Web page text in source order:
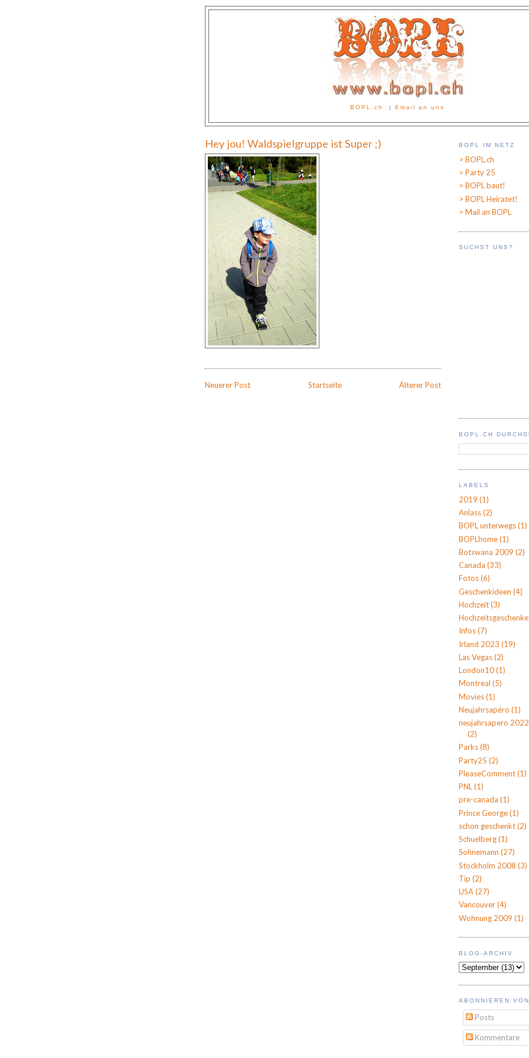
BOPL.ch | Email an uns
Hey jou! Waldspielgruppe ist Super ;)
Neuerer Post Älterer Post
Startseite
BOPL IM NETZ
> BOPL.ch
> Party 25
> BOPL baut!
> BOPL Heiratet!
> Mail an BOPL
SUCHST UNS?
BOPL.CH
LABELS
2019 (1)
Anlass(2)
BOPL unterwegs(1)
BOPLhome(1)
Botswana 2009 (2)
Canada (33)
Fotos(6)
Geschenkideen (4)
Hochzeit(3)
Hochzeitsgeschenke
Infos(7)
Irland 2023 (19)
Las Vegas(2)
London10(1)
Montreal (5)
Movies(1)
Neujahrsapéro (1)
neujahrsapero
(2)
Parks(8)
Party25 (2)
PleaseComment(1)
PNL(1)
pre-canada (1)
Prince George(1)
schon geschenkt(2)
Schuelberg(1)
Sohnemann (27)
Stockholm 2008 (3)
Tip (2)
USA(27)
Vancouver(4)
Wohnung 2009 (1)
BLOG-ARCHIV
ABONNIEREN
Posts
Kommentare